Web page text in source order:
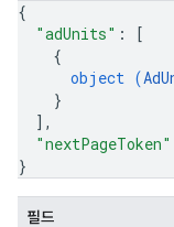
{
"adUnits" :
[
{
object (
}
] ,
"nextPageToken"
}
필드